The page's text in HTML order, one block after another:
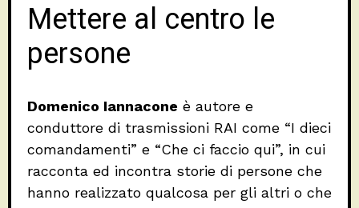
Mettere al centro le
persone
Domenico Iannacone è autore e
conduttore di trasmissioni RAI come “I dieci
comandamenti” e “Che ci faccio qui”, in cui
racconta ed incontra storie di persone che
hanno realizzato qualcosa per gli altri o che